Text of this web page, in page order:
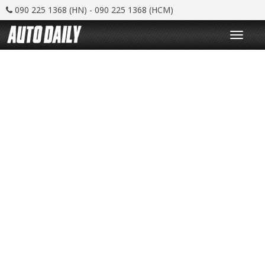
090 225 1368 (HN) - 090 225 1368 (HCM)
T
o
g